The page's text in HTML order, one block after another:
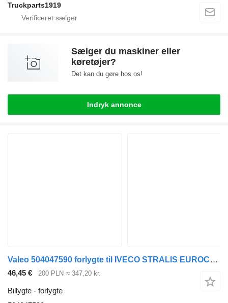
Truckparts1919
Sælger du maskiner eller
køretøjer?
Det kan du gøre hos os!
Indryk annonce
Valeo 504047590 forlygte til IVECO STRALIS EUROCARGO trækker
46,45 € 200 PLN ≈ 347,20 kr.
Billygte - forlygte